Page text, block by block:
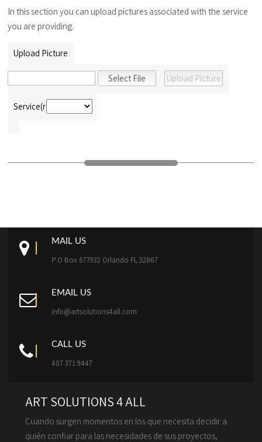
In this section you can upload pictures associated with the service
you are providing.
Upload Picture
Service
MAIL US
P.O Box 677932 Orlando FL 32867
EMAIL US
info@artsolutions4all.com
CALL US
407 371 9447
ART SOLUTIONS 4 ALL
Cuando surgen momentos en los que necesita decidir a
quién confiar para las necesidades de sus proyectos,